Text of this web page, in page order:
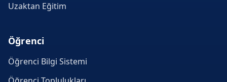
Uzaktan Eğitim
Öğrenci
Öğrenci Bilgi Sistemi